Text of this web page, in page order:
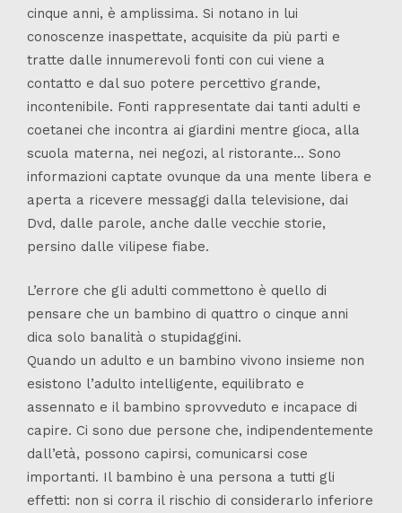
cinque anni, è amplissima. Si notano in lui
conoscenze inaspettate, acquisite da più parti e
tratte dalle innumerevoli fonti con cui viene a
contatto e dal suo potere percettivo grande,
incontenibile. Fonti rappresentate dai tanti adulti e
coetanei che incontra ai giardini mentre gioca, alla
scuola materna, nei negozi, al ristorante… Sono
informazioni captate ovunque da una mente libera e
aperta a ricevere messaggi dalla televisione, dai
Dvd, dalle parole, anche dalle vecchie storie,
persino dalle vilipese fiabe.
L’errore che gli adulti commettono è quello di
pensare che un bambino di quattro o cinque anni
dica solo banalità o stupidaggini.
Quando un adulto e un bambino vivono insieme non
esistono l’adulto intelligente, equilibrato e
assennato e il bambino sprovveduto e incapace di
capire. Ci sono due persone che, indipendentemente
dall’età, possono capirsi, comunicarsi cose
importanti. Il bambino è una persona a tutti gli
effetti: non si corra il rischio di considerarlo inferiore